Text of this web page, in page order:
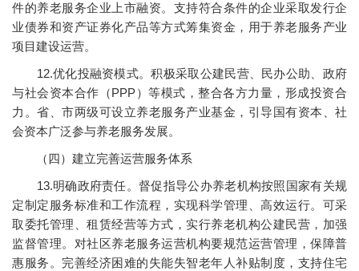
件的养老服务企业上市融资。支持符合条件的企业采取发行企
业债券和资产证券化产品等方式筹集资金，用于养老服务产业
项目建设运营。
12.优化投融资模式。积极采取公建民营、民办公助、政府
与社会资本合作（PPP）等模式，整合各方力量，形成投资合
力。省、市两级可设立养老服务产业基金，引导国有资本、社
会资本广泛参与养老服务发展。
（四）建立完善运营服务体系
13.明确政府责任。督促指导公办养老机构按照国家有关规
定制定服务标准和工作流程，实现科学管理、高效运行。可采
取委托管理、租赁经营等方式，实行养老机构公建民营，加强
监督管理。对社区养老服务运营机构要规范运营管理，保障普
惠服务。完善经济困难的失能失智老年人补贴制度，支持住宅